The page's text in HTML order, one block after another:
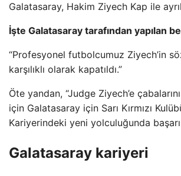
Galatasaray, Hakim Ziyech Kap ile
İşte Galatasaray tarafından yapılan
“Profesyonel futbolcumuz Ziyech’in
karşılıklı olarak kapatıldı.”
Öte yandan, “Judge Ziyech’e
için Galatasaray için Sarı Kırmızı
Kariyerindeki yeni yolculuğunda
Galatasaray kariyeri